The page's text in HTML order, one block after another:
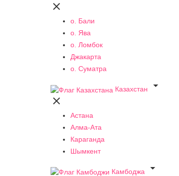

о. Бали
о. Ява
о. Ломбок
Джакарта
о. Суматра
Казахстан


Астана
Алма-Ата
Караганда
Шымкент
Камбоджа
